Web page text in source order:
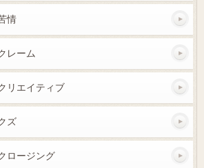
情
レーム
リエイティブ
ズ
ロージング